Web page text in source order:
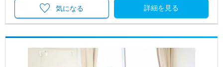
詳細を見る
気になる